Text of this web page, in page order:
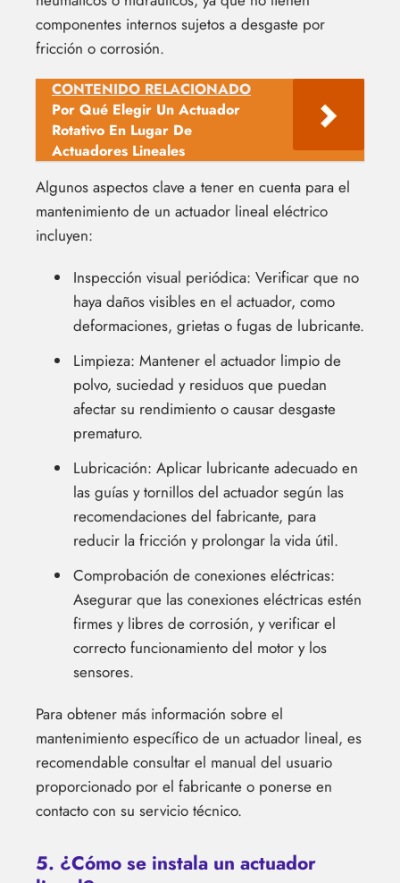
componentes internos sujetos a desgaste por
fricción o corrosión.
CONTENIDO RELACIONADO
Por Qué Elegir Un Actuador
Rotativo En Lugar De
Actuadores Lineales
Algunos aspectos clave a tener en cuenta para el
mantenimiento de un actuador lineal eléctrico
incluyen:
Inspección visual periódica: Verificar que no
haya daños visibles en el actuador, como
deformaciones, grietas o fugas de lubricante.
Limpieza: Mantener el actuador limpio de
polvo, suciedad y residuos que puedan
afectar su rendimiento o causar desgaste
prematuro.
Lubricación: Aplicar lubricante adecuado en
las guías y tornillos del actuador según las
recomendaciones del fabricante, para
reducir la fricción y prolongar la vida útil.
Comprobación de conexiones eléctricas:
Asegurar que las conexiones eléctricas estén
firmes y libres de corrosión, y verificar el
correcto funcionamiento del motor y los
sensores.
Para obtener más información sobre el
mantenimiento específico de un actuador lineal, es
recomendable consultar el manual del usuario
proporcionado por el fabricante o ponerse en
contacto con su servicio técnico.
5. ¿Cómo se instala un actuador